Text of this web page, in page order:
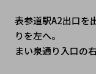
表参道駅A2出口を
りを左へ。
まい泉通り入口の